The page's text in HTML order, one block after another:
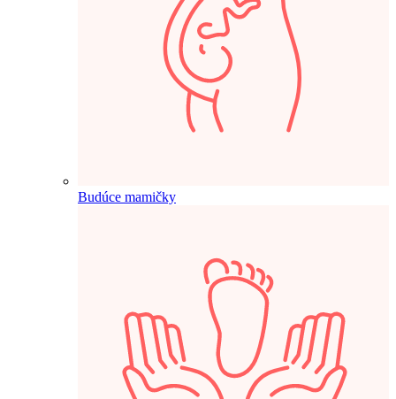
Budúce mamičky